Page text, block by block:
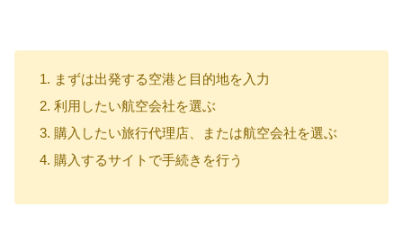
まずは出発する空港と目的地を入力
利用したい航空会社を選ぶ
購入したい旅行代理店、または航空会社を選ぶ
購入するサイトで手続きを行う